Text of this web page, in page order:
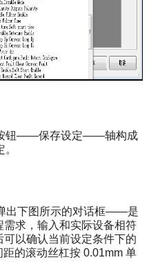
——保存设定——轴构成
出下图所示的对话框——是
求，输入和实际设备相符
以确认当前设定条件下的
的滚动丝杠按 0.01mm 单